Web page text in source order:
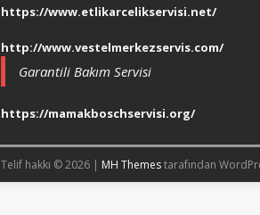
https://www.etlikarcelikservisi.net/
http://www.vestelmerkezservis.com/
Garantili Bakım Servisi
https://mamakboschservisi.org/
Telif hakkı © 2026 | MH Themestarafından